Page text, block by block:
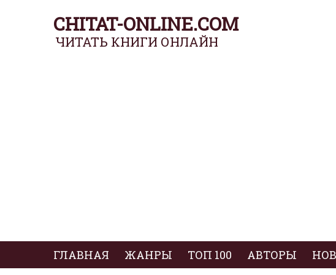
CHITAT-ONLINE.COM
ЧИТАТЬ КНИГИ ОНЛАЙН
ГЛАВНАЯ ЖАНРЫ ТОП 100 АВТОРЫ